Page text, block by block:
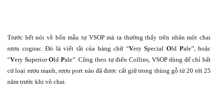
Trước hết nói về bốn mẫu tự VSOP mà ta thường thấy trên nhãn một chai
rượu cognac. Đó là viết tắt của hàng chữ “VerySpecial Old Pale”, hoặc
“Very SuperiorOld Pale”. Cũng theo tự điển Collins, VSOP dùng để chỉ bất
cứ loại rượu mạnh, rượu port nào đã được cất giữ trong thùng gỗ từ 20 tới 25
năm trước khi vô chai.